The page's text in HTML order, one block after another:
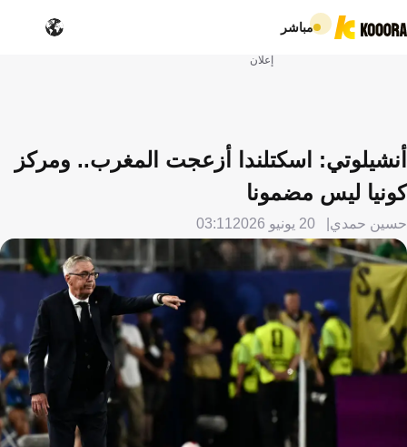
مباشر
إعلان
أنشيلوتي: اسكتلندا أزعجت المغرب.. ومركز
كونيا ليس مضمونا
حسين حمدي 20 يونيو 2026 03:11